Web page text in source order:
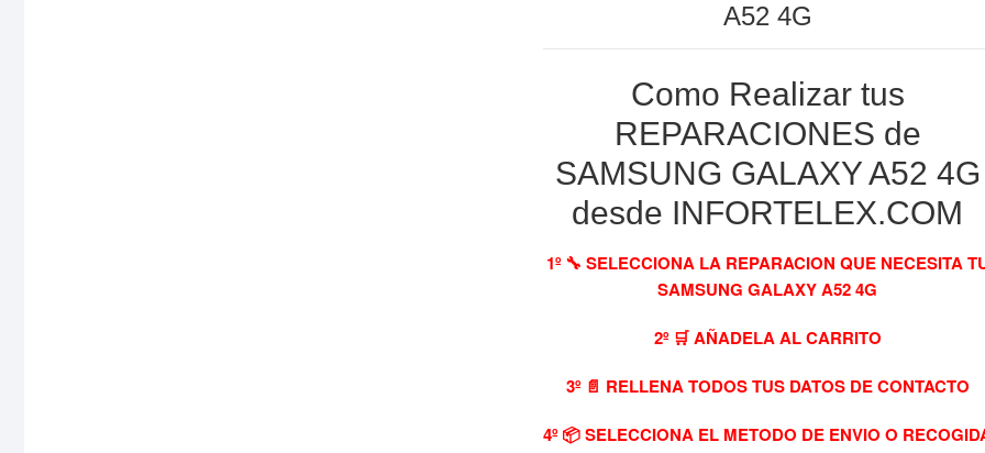
A52 4G
Como Realizar tus
REPARACIONES de
SAMSUNG GALAXY A52 4G
desde INFORTELEX.COM
1º 🔧 SELECCIONA LA REPARACION QUE NECESITA
SAMSUNG GALAXY A52 4G
2º 🛒 AÑADELA AL CARRITO
3º 📄 RELLENA TODOS TUS DATOS DE CONTACTO
4º 📦 SELECCIONA EL METODO DE ENVIO O